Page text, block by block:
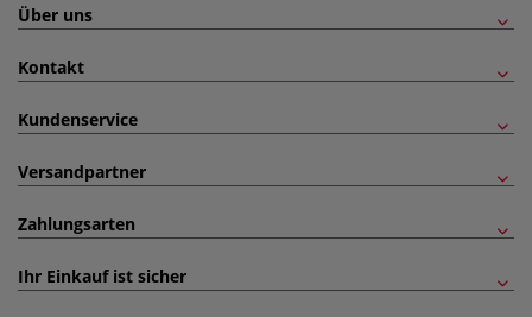
Über uns
Kontakt
Kundenservice
Versandpartner
Zahlungsarten
Ihr Einkauf ist sicher